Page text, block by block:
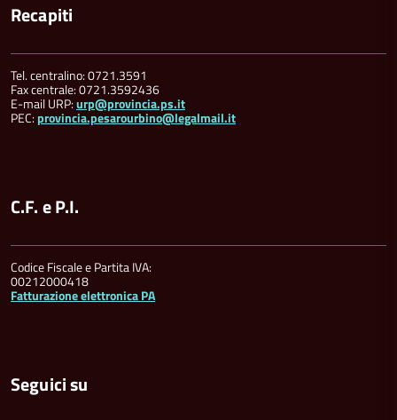
Recapiti
Tel. centralino: 0721.3591
Fax centrale: 0721.3592436
E-mail URP:urp@provincia.ps.it
PEC:provincia.pesarourbino@legalmail.it
C.F. e P.I.
Codice Fiscale e Partita IVA:
00212000418
Fatturazione elettronica PA
Seguici su